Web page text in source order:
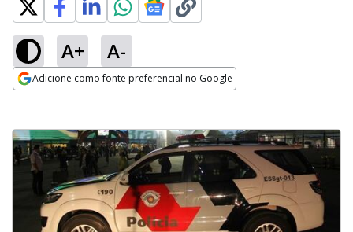
A+ A-
Adicione como fonte preferencial no Google